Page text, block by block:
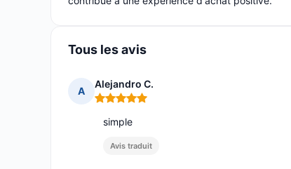
Tous les avis
A
Alejandro C.
Note : 5 sur 5
simple
Avis traduit